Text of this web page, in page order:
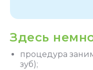
Здесь
процедура
зуб);